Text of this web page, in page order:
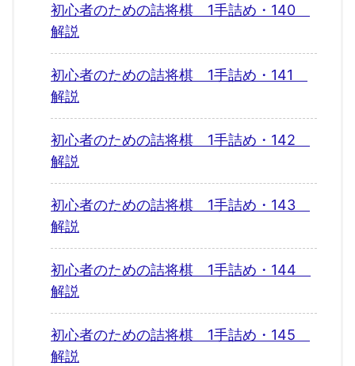
初心者のための詰将棋 1手詰め・140
解説
初心者のための詰将棋 1手詰め・141
解説
初心者のための詰将棋 1手詰め・142
解説
初心者のための詰将棋 1手詰め・143
解説
初心者のための詰将棋 1手詰め・144
解説
初心者のための詰将棋 1手詰め・145
解説